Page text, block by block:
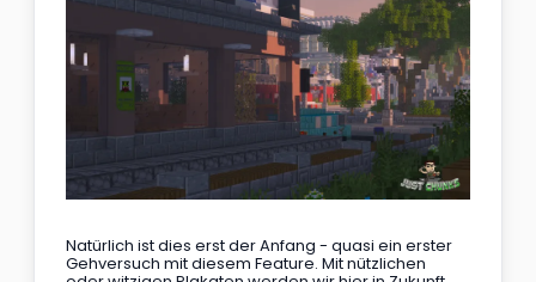
Natürlich ist dies erst der Anfang - quasi ein erster
Gehversuch mit diesem Feature. Mit nützlichen